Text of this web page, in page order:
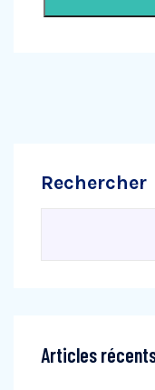
Rechercher
Articles